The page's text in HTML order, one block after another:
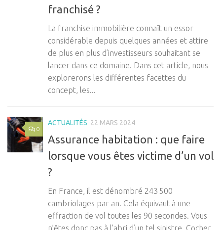
franchisé ?
La franchise immobilière connaît un essor
considérable depuis quelques années et attire
de plus en plus d’investisseurs souhaitant se
lancer dans ce domaine. Dans cet article, nous
explorerons les différentes facettes du
concept, les...
0
ACTUALITÉS 22 MARS 2024
Assurance habitation : que faire
lorsque vous êtes victime d’un vol
?
En France, il est dénombré 243 500
cambriolages par an. Cela équivaut à une
effraction de vol toutes les 90 secondes. Vous
n’êtes donc pas à l’abri d’un tel sinistre. Cocher